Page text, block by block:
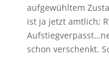
aufgewühltem
ist ja jetzt amtlich;
schon verschenkt.